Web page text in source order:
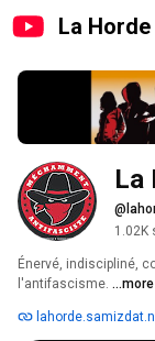
La Horde
La
1.02K
Énervé, indiscipliné,
l'antifascisme. ...more